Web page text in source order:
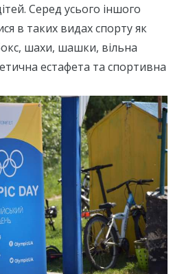
Серед усього іншого
в таких видах спорту як
шахи, шашки, вільна
естафета та спортивна